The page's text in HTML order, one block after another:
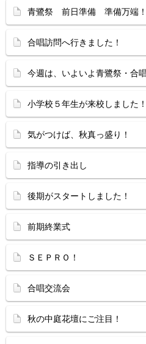
青鷺祭 前日準備 準備万端！
合唱訪問へ行きました！
今週は、いよいよ青鷺祭・合
小学校５年生が来校しました！
気がつけば、秋真っ盛り！
指導の引き出し
後期がスタートしました！
前期終業式
ＳＥＰＲＯ！
合唱交流会
秋の中庭花壇にご注目！